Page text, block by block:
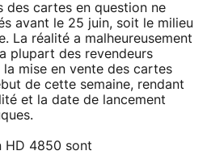
des cartes en question ne
avant le 25 juin, soit le milieu
La réalité a malheureusement
plupart des revendeurs
mise en vente des cartes
de cette semaine, rendant
et la date de lancement
HD 4850 sont